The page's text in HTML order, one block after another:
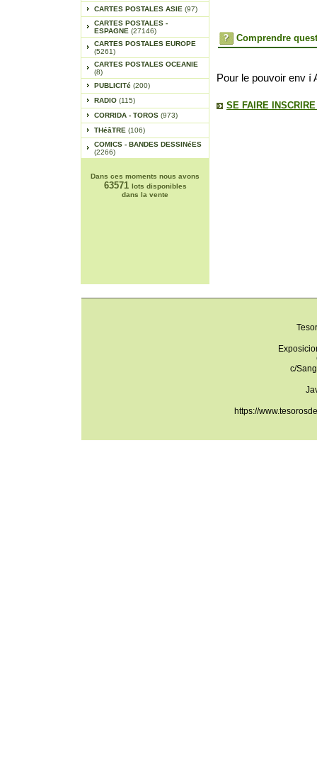
CARTES POSTALES ASIE (97)
CARTES POSTALES -
ESPAGNE (27146)
CARTES POSTALES EUROPE
(5261)
CARTES POSTALES OCEANIE
(8)
PUBLICITé (200)
RADIO (115)
CORRIDA - TOROS (973)
THéâTRE (106)
COMICS - BANDES DESSINéES
(2266)
Dans ces moments nous avons
63571 lots disponibles
dans la vente
Comprendre
Pour le pouvoir env í
SE FAIRE
c/
https://